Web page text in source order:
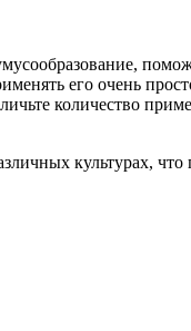
его очень
количество
культурах, что